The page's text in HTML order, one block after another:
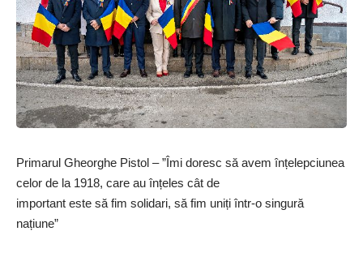
Primarul Gheorghe Pistol – ”Îmi doresc să avem înțelepciunea
celor de la 1918, care au înțeles cât de
important este să fim solidari, să fim uniți într-o singură
națiune”